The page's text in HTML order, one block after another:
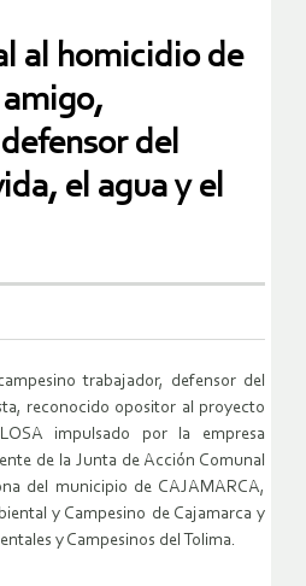
al homicidio de
amigo,
del
el agua y el
trabajador, defensor del
reconocido opositor al proyecto
impulsado por la empresa
de la Junta de Acción Comunal
del municipio de CAJAMARCA,
y Campesino de Cajamarca y
y Campesinos del Tolima.